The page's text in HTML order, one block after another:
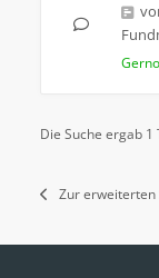
Die Suche ergab
Zur erweiterten